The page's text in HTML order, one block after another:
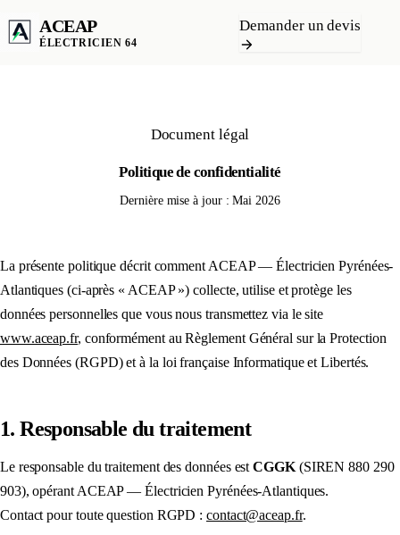
ACEAP
ÉLECTRICIEN 64
Demander un devis
Document légal
Politique de confidentialité
Dernière mise à jour : Mai 2026
La présente politique décrit comment ACEAP — Électricien Pyrénées-
Atlantiques (ci-après « ACEAP ») collecte, utilise et protège les
données personnelles que vous nous transmettez via le site
www.aceap.fr, conformément au Règlement Général sur la Protection
des Données (RGPD) et à la loi française Informatique et Libertés.
1. Responsable du traitement
Le responsable du traitement des données estCGGK(SIREN 880 290
903), opérant ACEAP — Électricien Pyrénées-Atlantiques.
Contact pour toute question RGPD :contact@aceap.fr.